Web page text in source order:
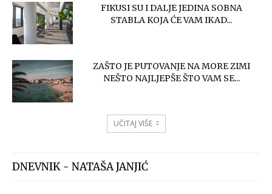
FIKUSI SU I DALJE JEDINA SOBNA
STABLA KOJA ĆE VAM IKAD...
ZAŠTO JE PUTOVANJE NA MORE ZIMI
NEŠTO NAJLJEPŠE ŠTO VAM SE...
UČITAJ VIŠE
DNEVNIK - NATAŠA JANJIĆ